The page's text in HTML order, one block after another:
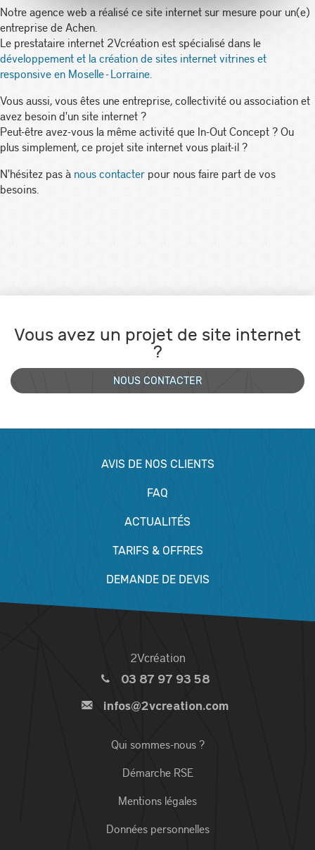
Notre agence web a réalisé ce site internet sur mesure pour un(e)
entreprise de Achen.
Le prestataire internet 2Vcréation est spécialisé dans le
développement et la création de sites internet vitrines et
responsive en Moselle - Lorraine.
Vous aussi, vous êtes une entreprise, collectivité ou association et
avez besoin d'un site internet ?
Peut-être avez-vous la même activité que In-Out Concept ? Ou
plus simplement, ce projet site internet vous plait-il ?
N'hésitez pas à nous contacter pour nous faire part de vos
besoins.
Vous avez un projet de site internet
?
NOUS CONTACTER
AVIS DE NOS CLIENTS
FAQ
ACTUALITÉS
TARIFS & OFFRES
DEMANDE DE DEVIS
2Vcréation
03 87 97 93 58
infos@2vcreation.com
Qui sommes-nous ?
Démarche RSE
Mentions légales
Données personnelles